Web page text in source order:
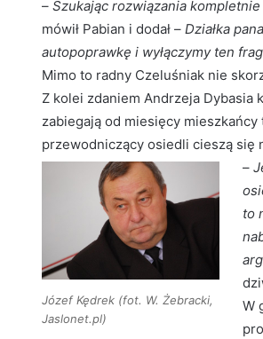
– Szukając rozwiązania
mówił Pabian i dodał – Działka
autopoprawkę i wyłączymy ten
Mimo to radny Czeluśniak nie
Z kolei zdaniem Andrzeja
zabiegają od miesięcy
przewodniczący osiedli cieszą się
Józef Kędrek (fot. W. Żebracki,
Jaslonet.pl)
–
to
W